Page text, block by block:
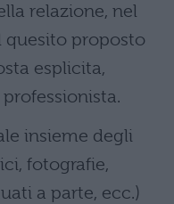
relazione, nel
quesito proposto
esplicita,
insieme degli
fotografie,
a parte, ecc.)